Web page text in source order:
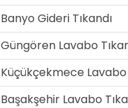
Banyo Gideri Tıkandı
Güngören Lavabo
Küçükçekmece Lavabo
Başakşehir Lavabo